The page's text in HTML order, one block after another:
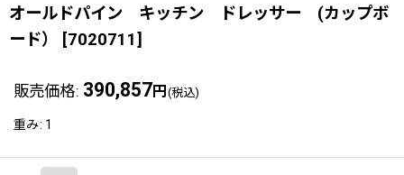
オールドパイン キッチン ドレッサー (カップボ
ード）
[7020711]
販売価格: 390,857円 (税込)
重み: 1